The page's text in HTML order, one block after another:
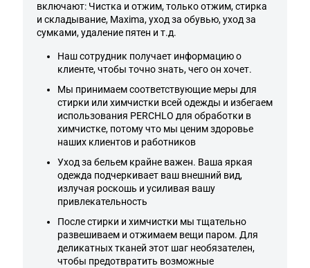
включают: Чистка и отжим, только отжим, стирка
и складывание, Maxima, уход за обувью, уход за
сумками, удаление пятен и т.д.
Наш сотрудник получает информацию о
клиенте, чтобы точно знать, чего он хочет.
Мы принимаем соответствующие меры для
стирки или химчистки всей одежды и избегаем
использования PERCHLO для обработки в
химчистке, потому что мы ценим здоровье
наших клиентов и работников
Уход за бельем крайне важен. Ваша яркая
одежда подчеркивает ваш внешний вид,
излучая роскошь и усиливая вашу
привлекательность
После стирки и химчистки мы тщательно
развешиваем и отжимаем вещи паром. Для
деликатных тканей этот шаг необязателен,
чтобы предотвратить возможные